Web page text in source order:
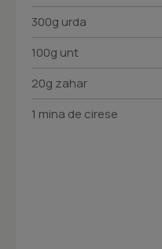
300g urda
100g unt
20g zahar
1 mina de cirese